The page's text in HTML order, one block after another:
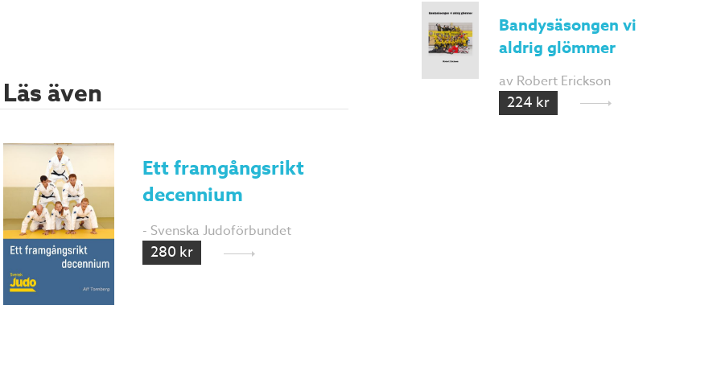
Läs även
Ett framgångsrikt
decennium
- Svenska Judoförbundet
280 kr
Bandysäsongen vi
aldrig glömmer
av Robert Erickson
224 kr